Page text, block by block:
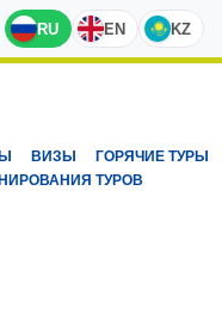
RU EN KZ
ВИЗЫ
ГОРЯЧИЕ ТУРЫ
ТУРОВ